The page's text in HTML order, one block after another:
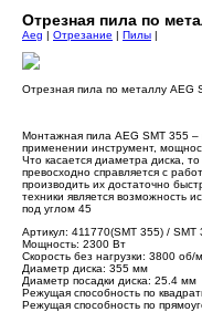
Отрезная пила по
Aeg | Отрезание | Пилы |
Отрезная пила по металлу AEG
Монтажная пила AEG SMT 355
применении инструмент,
Что касается диаметра диска,
превосходно справляется с
производить их достаточно
техники является возможность
под углом 45
Артикул: 411770(SMT 355) /
Мощность: 2300 Вт
Скорость без нагрузки: 3800 об/
Диаметр диска: 355 мм
Диаметр посадки диска: 25.4 мм
Режущая способность по
Режущая способность по